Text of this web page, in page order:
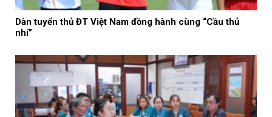
Dàn tuyển thủ ĐT Việt Nam đồng hành cùng “Cầu thủ
nhí”